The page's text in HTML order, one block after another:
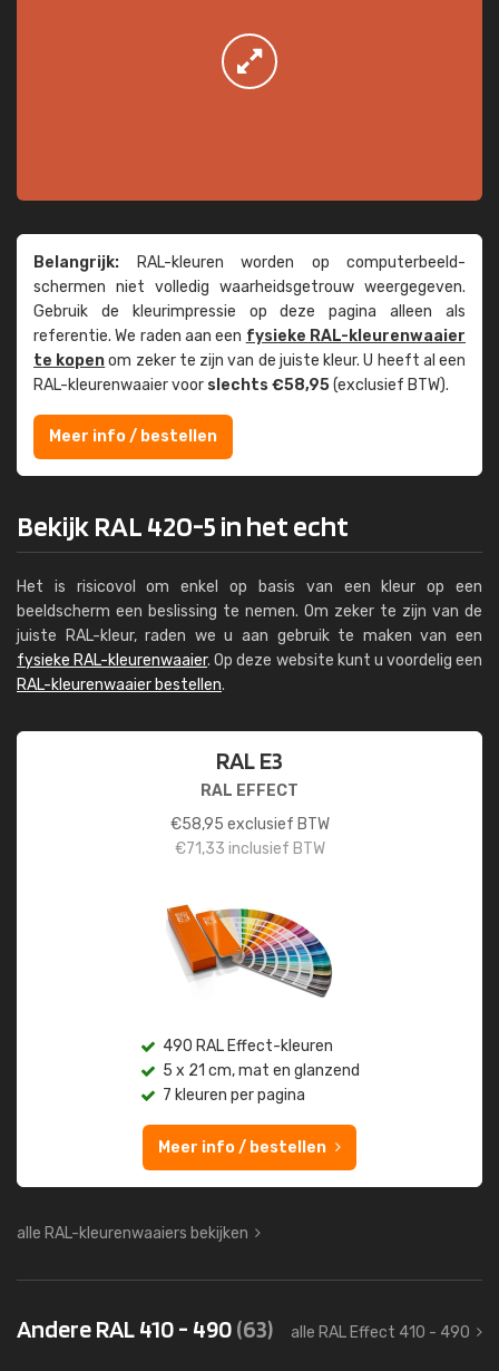
Belangrijk: RAL-kleuren worden op computer­beeld­
schermen niet volledig waarheids­­getrouw weer­gegeven.
Gebruik de kleur­impressie op deze pagina alleen als
referentie. We raden aan een fysieke RAL-kleuren­waaier
te kopenom zeker te zijn van de juiste kleur. U heeft al een
RAL-kleuren­waaier voor slechts €58,95(exclusief BTW).
Meer info / bestellen
Bekijk RAL 420-5 in het echt
Het is risicovol om enkel op basis van een kleur op een
beeldscherm een beslissing te nemen. Om zeker te zijn van de
juiste RAL-kleur, raden we u aan gebruik te maken van een
fysieke RAL-kleurenwaaier. Op deze website kunt u voordelig een
RAL-kleurenwaaier bestellen.
RAL E3
RAL EFFECT
€58,95 exclusief BTW
€71,33 inclusief BTW
490 RAL Effect-kleuren
5 x 21 cm, mat en glanzend
7 kleuren per pagina
Meer info / bestellen
alle RAL-kleurenwaaiers bekijken
Andere RAL 410 - 490(63) alle RAL Effect 410 - 490